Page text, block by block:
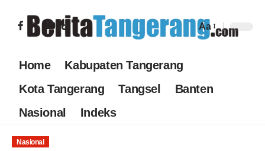
Aa
Home
Kabupaten Tangerang
Kota Tangerang
Tangsel
Banten
Nasional
Indeks
Nasional